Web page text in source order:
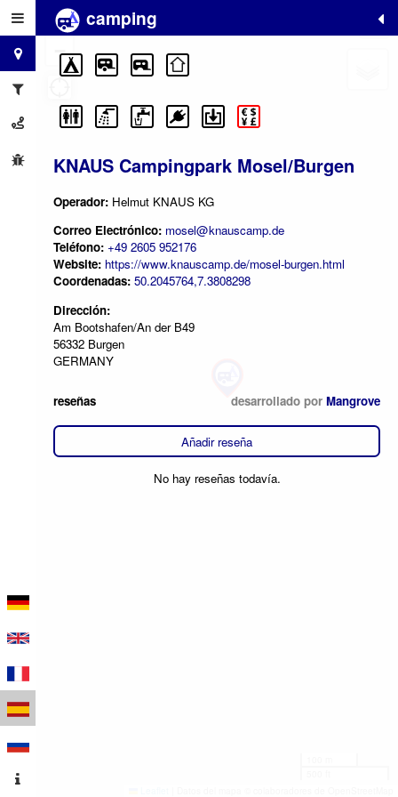
camping
KNAUS Campingpark Mosel/Burgen
Operador: Helmut KNAUS KG
Correo Electrónico: mosel@knauscamp.de
Teléfono: +49 2605 952176
Website: https://www.knauscamp.de/mosel-burgen.html
Coordenadas: 50.2045764,7.3808298
Dirección:
Am Bootshafen/An der B49
56332 Burgen
GERMANY
reseñas desarrollado por Mangrove
Añadir reseña
No hay reseñas todavía.
+
−